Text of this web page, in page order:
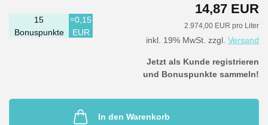
14,87 EUR
2.974,00 EUR pro Liter
inkl. 19% MwSt. zzgl. Versand
15
Bonuspunkte
≈0,15
EUR
Jetzt als Kunde registrieren
und Bonuspunkte sammeln!
In den Warenkorb